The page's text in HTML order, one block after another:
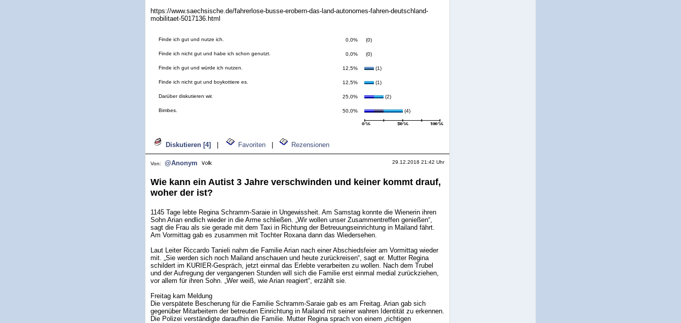
https://www.saechsische.de/fahrerlose-busse-erobern-das-land-autonomes-fahren-deutschland-
mobilitaet-5017136.html
Finde ich gut und nutze ich. 0,0% (0)
Finde ich nicht gut und habe ich schon genutzt. 0,0% (0)
Finde ich gut und würde ich nutzen. 12,5% (1)
Finde ich nicht gut und boykottiere es. 12,5% (1)
Darüber diskutieren wir. 25,0% (2)
Bimbes. 50,0% (4)
Diskutieren [4] Favoriten Rezensionen
Von: @Anonym 29.12.2018 21:42 Uhr
Wie kann ein Autist 3 Jahre verschwinden und keiner kommt drauf,
woher der ist?
1145 Tage lebte Regina Schramm-Saraie in Ungewissheit. Am Samstag konnte die Wienerin ihren
Sohn Arian endlich wieder in die Arme schließen. „Wir wollen unser Zusammentreffen genießen“,
sagt die Frau als sie gerade mit dem Taxi in Richtung der Betreuungseinrichtung in Mailand fährt.
Am Vormittag gab es zusammen mit Tochter Roxana dann das Wiedersehen.
Laut Leiter Riccardo Tanieli nahm die Familie Arian nach einer Abschiedsfeier am Vormittag wieder
mit. „Sie werden sich noch Mailand anschauen und heute zurückreisen“, sagt er. Mutter Regina
schildert im KURIER-Gespräch, jetzt einmal das Erlebte verarbeiten zu wollen. Nach dem Trubel
und der Aufregung der vergangenen Stunden will sich die Familie erst einmal medial zurückziehen,
vor allem für ihren Sohn. „Wer weiß, wie Arian reagiert“, erzählt sie.
Freitag kam Meldung
Die verspätete Bescherung für die Familie Schramm-Saraie gab es am Freitag. Arian gab sich
gegenüber Mitarbeitern der betreuten Einrichtung in Mailand mit seiner wahren Identität zu erkennen.
Die Polizei verständigte daraufhin die Familie. Mutter Regina sprach von einem „richtigen